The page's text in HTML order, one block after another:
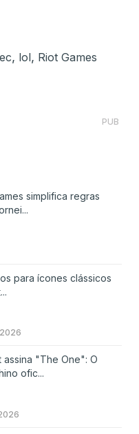
, lol, Riot Games
PUB
simplifica regras
para ícones clássicos
assina "The One": O
ofic...